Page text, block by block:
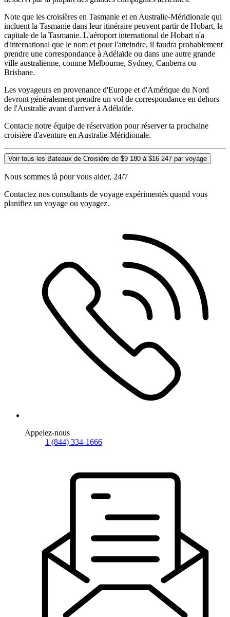
Note que les croisières en Tasmanie et en Australie-Méridionale qui
incluent la Tasmanie dans leur itinéraire peuvent partir de Hobart, la
capitale de la Tasmanie. L'aéroport international de Hobart n'a
d'international que le nom et pour l'atteindre, il faudra probablement
prendre une correspondance à Adélaïde ou dans une autre grande
ville australienne, comme Melbourne, Sydney, Canberra ou
Brisbane.
Les voyageurs en provenance d'Europe et d'Amérique du Nord
devront généralement prendre un vol de correspondance en dehors
de l'Australie avant d'arriver à Adélaïde.
Contacte notre équipe de réservation pour réserver ta prochaine
croisière d'aventure en Australie-Méridionale.
Voir tous les Bateaux de Croisière de $9 180 à $16 247 par voyage
Nous sommes là pour vous aider, 24/7
Contactez nos consultants de voyage expérimentés quand vous
planifiez un voyage ou voyagez.
Appelez-nous
1 (844) 334-1666